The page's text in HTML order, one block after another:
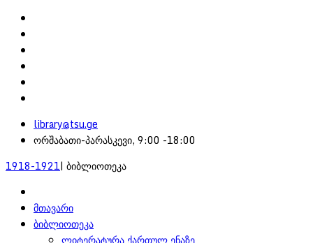
library@tsu.ge
ორშაბათი-პარასკევი, 9:00 -18:00
1918-1921| ბიბლიოთეკა
მთავარი
ბიბლიოთეკა